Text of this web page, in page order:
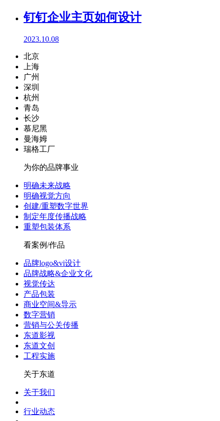
钉钉企业主页如何设计
2023.10.08
北京
上海
广州
深圳
杭州
青岛
长沙
慕尼黑
曼海姆
瑞格工厂
为你的品牌事业
明确未来战略
明确视觉方向
创建/重塑数字世界
制定年度传播战略
重塑包装体系
看案例/作品
品牌logo&vi设计
品牌战略&企业文化
视觉传达
产品包装
商业空间&导示
数字营销
营销与公关传播
东道影视
东道文创
工程实施
关于东道
关于我们
行业动态